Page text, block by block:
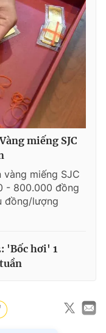
miếng SJC
vàng miếng SJC
- 800.000 đồng
đồng/lượng
'Bốc hơi' 1